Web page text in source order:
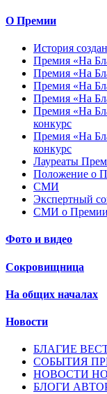
О Премии
История
Премия «На
Премия «На
Премия «На
Премия «На
Премия «На
конкурс
Премия «На
конкурс
Лауреаты
Положение о
СМИ
Экспертный
СМИ о Премии
Фото и видео
Сокровищница
На общих началах
Новости
БЛАГИЕ
СОБЫТИЯ
НОВОСТИ
БЛОГИ